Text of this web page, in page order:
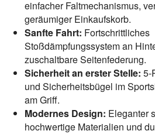
einfacher Faltmechanismus,
geräumiger Einkaufskorb.
Sanfte Fahrt: Fortschrittliches
Stoßdämpfungssystem an
zuschaltbare Seitenfederung.
Sicherheit an erster Stelle: 5-
und Sicherheitsbügel im
am Griff.
Modernes Design: Eleganter
hochwertige Materialien und